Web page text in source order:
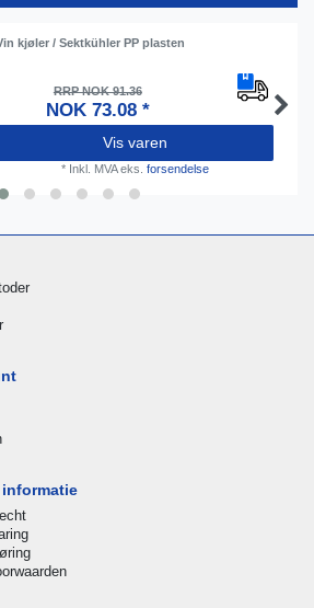
kjøler / Sektkühler PP plasten
RRP NOK 91.36
NOK 73.08 *
Vis varen
* Inkl. MVAeks. forsendelse